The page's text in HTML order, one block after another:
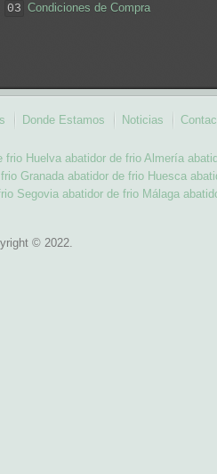
03 Condiciones de Compra
Donde Estamos Noticias
frio Huelva abatidor de frio Almería
Granada abatidor de frio Huesca
Segovia abatidor de frio Málaga
© 2022.